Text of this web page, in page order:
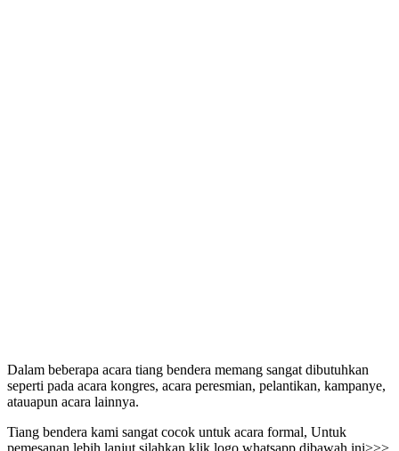
Dalam beberapa acara tiang bendera memang sangat dibutuhkan
seperti pada acara kongres, acara peresmian, pelantikan, kampanye,
atauapun acara lainnya.
Tiang bendera kami sangat cocok untuk acara formal, Untuk
pemesanan lebih lanjut silahkan klik logo whatsapp dibawah ini>>>